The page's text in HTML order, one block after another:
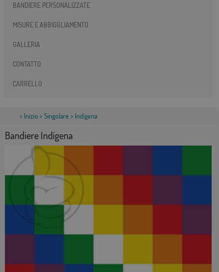
BANDIERE PERSONALIZZATE
MISURE E ABBIGGLIAMENTO
GALLERIA
CONTATTO
CARRELLO
> Inizio > Singolare > Indígena
Bandiere Indígena